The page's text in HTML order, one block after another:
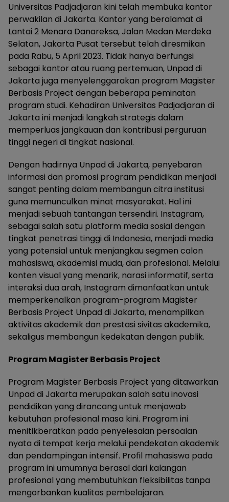
Universitas Padjadjaran kini telah membuka kantor
perwakilan di Jakarta. Kantor yang beralamat di
Lantai 2 Menara Danareksa, Jalan Medan Merdeka
Selatan, Jakarta Pusat tersebut telah diresmikan
pada Rabu, 5 April 2023. Tidak hanya berfungsi
sebagai kantor atau ruang pertemuan, Unpad di
Jakarta juga menyelenggarakan program Magister
Berbasis Project dengan beberapa peminatan
program studi. Kehadiran Universitas Padjadjaran di
Jakarta ini menjadi langkah strategis dalam
memperluas jangkauan dan kontribusi perguruan
tinggi negeri di tingkat nasional.
Dengan hadirnya Unpad di Jakarta, penyebaran
informasi dan promosi program pendidikan menjadi
sangat penting dalam membangun citra institusi
guna memunculkan minat masyarakat. Hal ini
menjadi sebuah tantangan tersendiri. Instagram,
sebagai salah satu platform media sosial dengan
tingkat penetrasi tinggi di Indonesia, menjadi media
yang potensial untuk menjangkau segmen calon
mahasiswa, akademisi muda, dan profesional. Melalui
konten visual yang menarik, narasi informatif, serta
interaksi dua arah, Instagram dimanfaatkan untuk
memperkenalkan program-program Magister
Berbasis Project Unpad di Jakarta, menampilkan
aktivitas akademik dan prestasi sivitas akademika,
sekaligus membangun kedekatan dengan publik.
Program Magister Berbasis Project
Program Magister Berbasis Project yang ditawarkan
Unpad di Jakarta merupakan salah satu inovasi
pendidikan yang dirancang untuk menjawab
kebutuhan profesional masa kini. Program ini
menitikberatkan pada penyelesaian persoalan
nyata di tempat kerja melalui pendekatan akademik
dan pendampingan intensif. Profil mahasiswa pada
program ini umumnya berasal dari kalangan
profesional yang membutuhkan fleksibilitas tanpa
mengorbankan kualitas pembelajaran.